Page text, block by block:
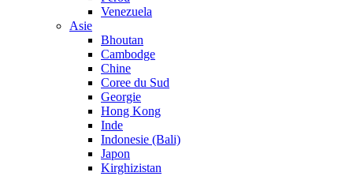
Venezuela
Asie
Bhoutan
Cambodge
Chine
Coree du Sud
Georgie
Hong Kong
Inde
Indonesie (Bali)
Japon
Kirghizistan